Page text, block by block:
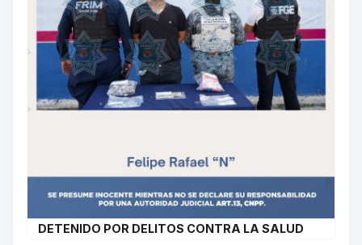
DETENIDO POR DELITOS CONTRA LA SALUD